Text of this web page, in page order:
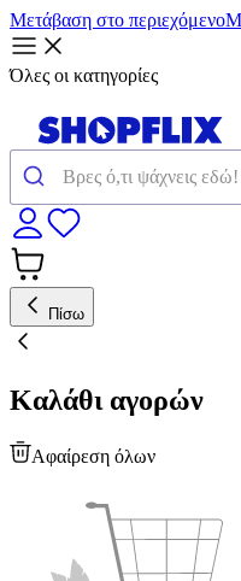
Μετάβαση στο περιεχόμενο
Όλες οι κατηγορίες
Πίσω
Καλάθι αγορών
Αφαίρεση όλων